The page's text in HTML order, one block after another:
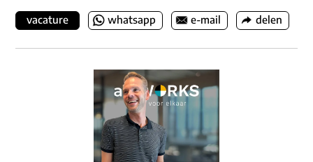
vacature whatsapp e-mail delen